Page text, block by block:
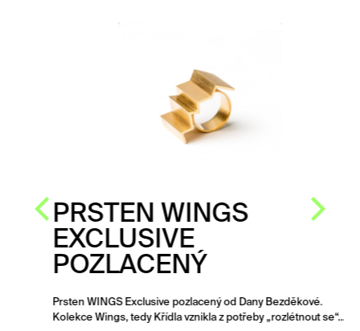
PRSTEN WINGS
EXCLUSIVE
POZLACENÝ
Prsten WINGS Exclusive pozlacený od Dany Bezděkové.
Kolekce Wings, tedy Křídla vznikla z potřeby „rozlétnout se“…